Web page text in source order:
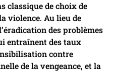
classique de choix de
violence. Au lieu de
des problèmes
entraînent des taux
contre
de la vengeance, et la